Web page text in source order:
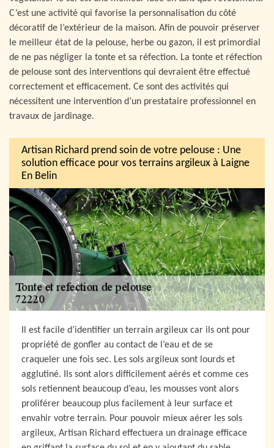
C’est une activité qui favorise la personnalisation du côté
décoratif de l’extérieur de la maison. Afin de pouvoir préserver
le meilleur état de la pelouse, herbe ou gazon, il est primordial
de ne pas négliger la tonte et sa réfection. La tonte et réfection
de pelouse sont des interventions qui devraient être effectué
correctement et efficacement. Ce sont des activités qui
nécessitent une intervention d’un prestataire professionnel en
travaux de jardinage.
Artisan Richard prend soin de votre pelouse : Une
solution efficace pour vos terrains argileux à Laigne
En Belin
Il est facile d’identifier un terrain argileux car ils ont pour
propriété de gonfler au contact de l’eau et de se
craqueler une fois sec. Les sols argileux sont lourds et
agglutiné. Ils sont alors difficilement aérés et comme ces
sols retiennent beaucoup d’eau, les mousses vont alors
proliférer beaucoup plus facilement à leur surface et
envahir votre terrain. Pour pouvoir mieux aérer les sols
argileux, Artisan Richard effectuera un drainage efficace